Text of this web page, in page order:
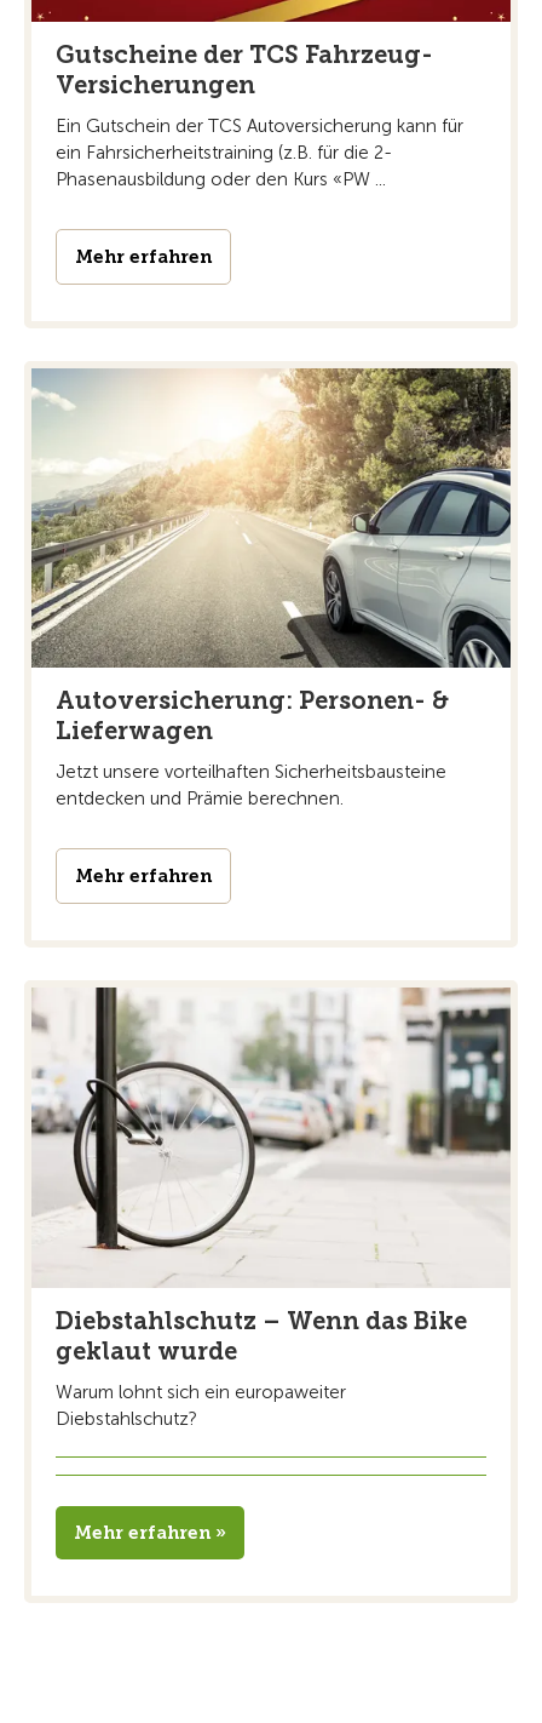
Gutscheine der TCS Fahrzeug-
Versicherungen
Ein Gutschein der TCS Autoversicherung kann für
ein Fahrsicherheitstraining (z.B. für die 2-
Phasenausbildung oder den Kurs «PW ...
Mehr erfahren
Autoversicherung: Personen- &
Lieferwagen
Jetzt unsere vorteilhaften Sicherheitsbausteine
entdecken und Prämie berechnen.
Mehr erfahren
Diebstahlschutz – Wenn das Bike
geklaut wurde
Warum lohnt sich ein europaweiter
Diebstahlschutz?
Mehr erfahren »